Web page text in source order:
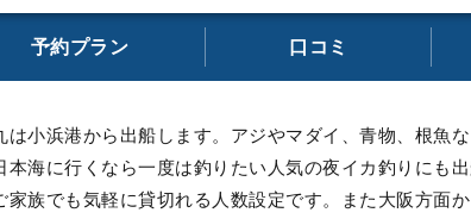
予約プラン 口コミ
は小浜港から出船します。アジやマダイ、青物、根魚
本海に行くなら一度は釣りたい人気の夜イカ釣りにも
家族でも気軽に貸切れる人数設定です。また大阪方面